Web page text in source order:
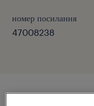
номер посилання
47008238